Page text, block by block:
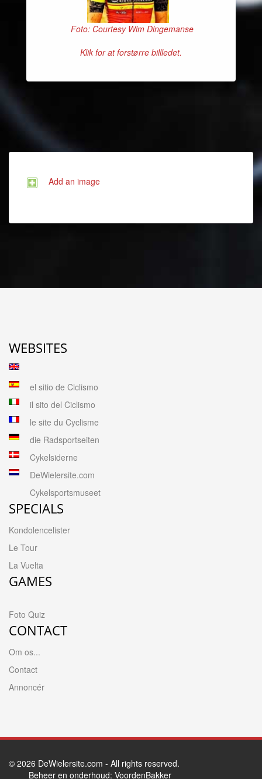
Foto: Courtesy Wim Dingemanse
Klik for at forstørre billledet.
Add an image
WEBSITES
el sitio de Ciclismo
il sito del Ciclismo
le site du Cyclisme
die Radsportseiten
Cykelsiderne
DeWielersite.com
Cykelsportsmuseet
SPECIALS
Kondolencelister
Le Tour
La Vuelta
GAMES
Foto Quiz
CONTACT
Om os...
Contact
Annoncér
© 2026 DeWielersite.com - All rights reserved.
Beheer en onderhoud: VoordenBakker